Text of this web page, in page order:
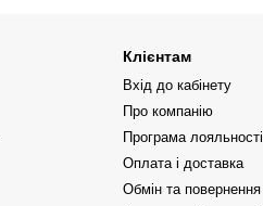
Клієнтам
Вхід до кабінету
Про компанію
Програма лояльності
Оплата і доставка
Обмін та повернення